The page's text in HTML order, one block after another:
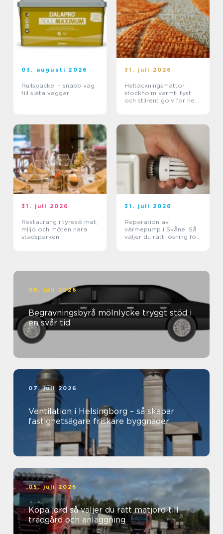
03. augusti 2026
Rullspackel – snabb väg
till släta väggar
31. juli 2026
Heltäckningsmattor
stockholm varmt, tyst
och stilrent golv för hem
31. juli 2026
Restaurang i tyresö mat,
miljö och möten nära
stadsparken
31. juli 2026
Reparation av
värmepump i Skåne: Så
väljer du rätt lösning för
08. juli 2026
Begravningsbyrå mölnlycke tryggt stöd i
en svår tid
07. juli 2026
Ventilation i Helsingborg – så skapar
fastighetsägare friskare byggnader
05. juli 2026
Köpa jord så väljer du rätt matjord till
trädgård och anläggning